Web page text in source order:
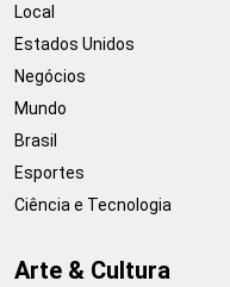
Local
Estados Unidos
Negócios
Mundo
Brasil
Esportes
Ciência e Tecnologia
Arte & Cultura